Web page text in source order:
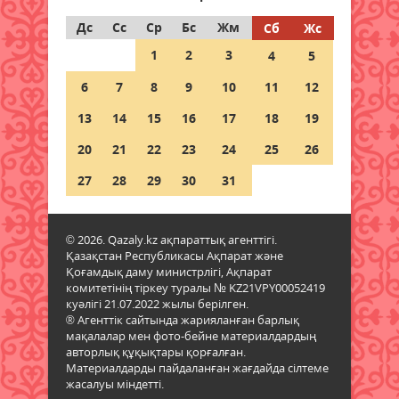
07 тамыз 2026 ж. 44
Шетелде жүрген
қазақстандықтар Құрылтай
сайлауында қалай дауыс береді?
07 тамыз 2026 ж.
Енді үй жануарларының
төлқұжаты eGov Mobile-да
қолжетімді
06 тамыз 2026 ж. 103
Доллар бағасы тағы да түсті
06 тамыз 2026 ж. 108
Бейтаныс нөмірден қоңырау
түсті: коллектор мен алаяқты
қалай ажыратамыз
06 тамыз 2026 ж.
Дс
Сс Ср Бс Жм Сб
Жс
1
2 3 4
5
6
7 8 9 10 11
12
13
14 15 16 17 18
19
20
21 22 23 24 25
26
27
28 29 30 31
© 2026. Qazaly.kz ақпараттық агенттігі.
Қазақстан Республикасы Ақпарат және
Қоғамдық даму министрлігі, Ақпарат
комитетінің тіркеу туралы № KZ21VPY00052419
куәлігі 21.07.2022 жылы берілген.
® Агенттік сайтында жарияланған барлық
мақалалар мен фото-бейне материалдардың
авторлық құқықтары қорғалған.
Материалдарды пайдаланған жағдайда сілтеме
жасалуы міндетті.